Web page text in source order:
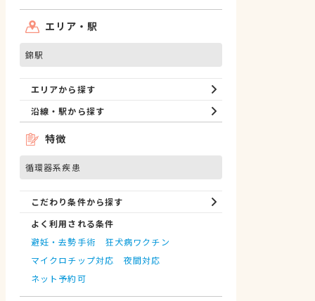
エリア・駅
錦駅
エリアから探す
沿線・駅から探す
特徴
循環器系疾患
こだわり条件から探す
よく利用される条件
避妊・去勢手術
狂犬病ワクチン
マイクロチップ対応
夜間対応
ネット予約可